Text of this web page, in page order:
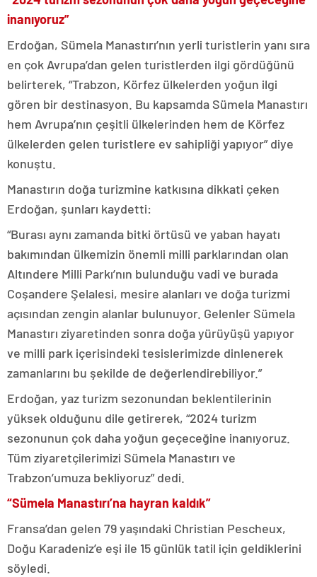
inanıyoruz”
Erdoğan, Sümela Manastırı’nın yerli turistlerin yanı sıra
en çok Avrupa’dan gelen turistlerden ilgi gördüğünü
belirterek, “Trabzon, Körfez ülkelerden yoğun ilgi
gören bir destinasyon. Bu kapsamda Sümela Manastırı
hem Avrupa’nın çeşitli ülkelerinden hem de Körfez
ülkelerden gelen turistlere ev sahipliği yapıyor” diye
konuştu.
Manastırın doğa turizmine katkısına dikkati çeken
Erdoğan, şunları kaydetti:
“Burası aynı zamanda bitki örtüsü ve yaban hayatı
bakımından ülkemizin önemli milli parklarından olan
Altındere Milli Parkı’nın bulunduğu vadi ve burada
Coşandere Şelalesi, mesire alanları ve doğa turizmi
açısından zengin alanlar bulunuyor. Gelenler Sümela
Manastırı ziyaretinden sonra doğa yürüyüşü yapıyor
ve milli park içerisindeki tesislerimizde dinlenerek
zamanlarını bu şekilde de değerlendirebiliyor.”
Erdoğan, yaz turizm sezonundan beklentilerinin
yüksek olduğunu dile getirerek, “2024 turizm
sezonunun çok daha yoğun geçeceğine inanıyoruz.
Tüm ziyaretçilerimizi Sümela Manastırı ve
Trabzon’umuza bekliyoruz” dedi.
“Sümela Manastırı’na hayran kaldık”
Fransa’dan gelen 79 yaşındaki Christian Pescheux,
Doğu Karadeniz’e eşi ile 15 günlük tatil için geldiklerini
söyledi.